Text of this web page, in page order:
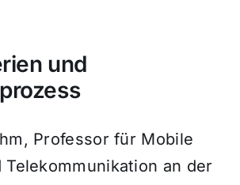
und
Professor für Mobile
Telekommunikation an der